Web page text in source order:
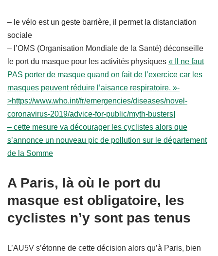
– le vélo est un geste barrière, il permet la distanciation
sociale
– l’OMS (Organisation Mondiale de la Santé) déconseille
le port du masque pour les activités physiques « Il ne faut
PAS porter de masque quand on fait de l’exercice car les
masques peuvent réduire l’aisance respiratoire. »-
>https://www.who.int/fr/emergencies/diseases/novel-
coronavirus-2019/advice-for-public/myth-busters]
– cette mesure va décourager les cyclistes alors que
s’annonce un nouveau pic de pollution sur le département
de la Somme
A Paris, là où le port du
masque est obligatoire, les
cyclistes n’y sont pas tenus
L’AU5V s’étonne de cette décision alors qu’à Paris, bien